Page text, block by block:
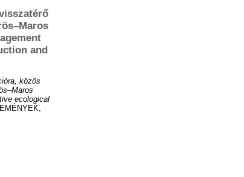
and
közös
ecological